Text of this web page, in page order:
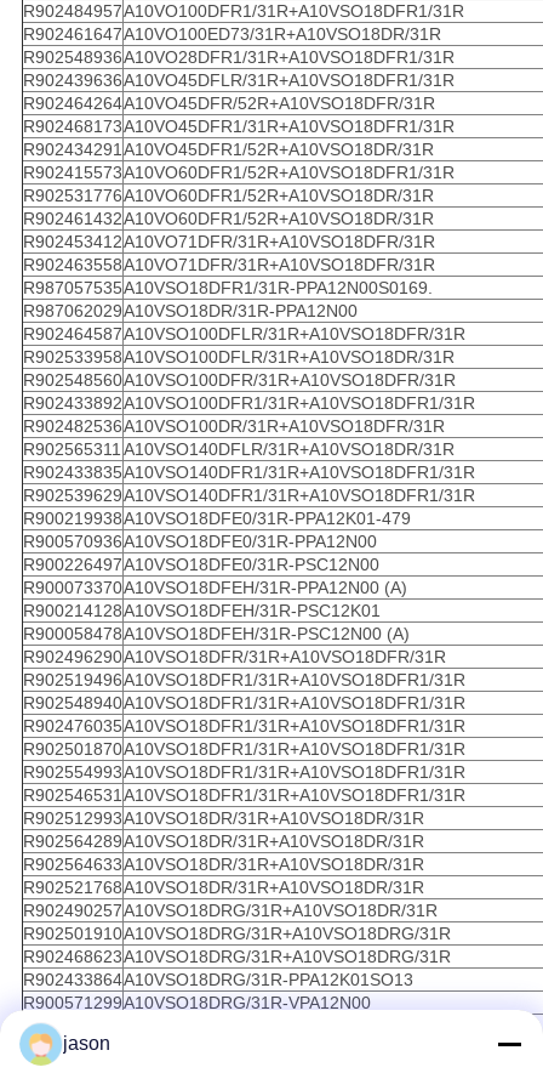
R902484957A10VO100DFR1/31R+A10VSO18DFR1/31R
R902461647A10VO100ED73/31R+A10VSO18DR/31R
R902548936A10VO28DFR1/31R+A10VSO18DFR1/31R
R902439636A10VO45DFLR/31R+A10VSO18DFR1/31R
R902464264A10VO45DFR/52R+A10VSO18DFR/31R
R902468173A10VO45DFR1/31R+A10VSO18DFR1/31R
R902434291A10VO45DFR1/52R+A10VSO18DR/31R
R902415573A10VO60DFR1/52R+A10VSO18DFR1/31R
R902531776A10VO60DFR1/52R+A10VSO18DR/31R
R902461432A10VO60DFR1/52R+A10VSO18DR/31R
R902453412A10VO71DFR/31R+A10VSO18DFR/31R
R902463558A10VO71DFR/31R+A10VSO18DFR/31R
R987057535A10VSO18DFR1/31R-PPA12N00S0169.
R987062029A10VSO18DR/31R-PPA12N00
R902464587A10VSO100DFLR/31R+A10VSO18DFR/31R
R902533958A10VSO100DFLR/31R+A10VSO18DR/31R
R902548560A10VSO100DFR/31R+A10VSO18DFR/31R
R902433892A10VSO100DFR1/31R+A10VSO18DFR1/31R
R902482536A10VSO100DR/31R+A10VSO18DFR/31R
R902565311A10VSO140DFLR/31R+A10VSO18DR/31R
R902433835A10VSO140DFR1/31R+A10VSO18DFR1/31R
R902539629A10VSO140DFR1/31R+A10VSO18DFR1/31R
R900219938A10VSO18DFE0/31R-PPA12K01-479
R900570936A10VSO18DFE0/31R-PPA12N00
R900226497A10VSO18DFE0/31R-PSC12N00
R900073370A10VSO18DFEH/31R-PPA12N00 (A)
R900214128A10VSO18DFEH/31R-PSC12K01
R900058478A10VSO18DFEH/31R-PSC12N00 (A)
R902496290A10VSO18DFR/31R+A10VSO18DFR/31R
R902519496A10VSO18DFR1/31R+A10VSO18DFR1/31R
R902548940A10VSO18DFR1/31R+A10VSO18DFR1/31R
R902476035A10VSO18DFR1/31R+A10VSO18DFR1/31R
R902501870A10VSO18DFR1/31R+A10VSO18DFR1/31R
R902554993A10VSO18DFR1/31R+A10VSO18DFR1/31R
R902546531A10VSO18DFR1/31R+A10VSO18DFR1/31R
R902512993A10VSO18DR/31R+A10VSO18DR/31R
R902564289A10VSO18DR/31R+A10VSO18DR/31R
R902564633A10VSO18DR/31R+A10VSO18DR/31R
R902521768A10VSO18DR/31R+A10VSO18DR/31R
R902490257A10VSO18DRG/31R+A10VSO18DR/31R
R902501910A10VSO18DRG/31R+A10VSO18DRG/31R
R902468623A10VSO18DRG/31R+A10VSO18DRG/31R
R902433864A10VSO18DRG/31R-PPA12K01SO13
R900571299A10VSO18DRG/31R-VPA12N00
R902537807
R902535012
A10VSO28DFLR+A10VSO28DFLR+A10VSO18DR/
jason